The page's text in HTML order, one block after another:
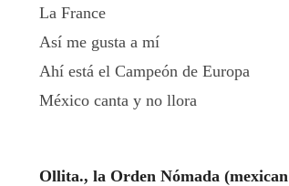
La France
Así me gusta a mí
Ahí está el Campeón de Europa
México canta y no llora
Ollita., la Orden Nómada (mexican